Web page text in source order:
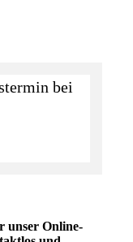
bei
unser Online-